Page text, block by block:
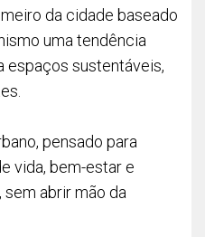
da cidade baseado
uma tendência
espaços sustentáveis,
pensado para
vida, bem-estar e
abrir mão da